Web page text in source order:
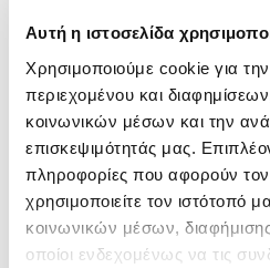
Αυτή η ιστοσελίδα
Χρησιμοποιούμε cookie για
περιεχομένου και
κοινωνικών μέσων και την
επισκεψιμότητάς μας.
πληροφορίες που αφορούν
χρησιμοποιείτε τον ιστότοπό
κοινωνικών μέσων,
οποίοι ενδεχομένως να τις
Birkenstock Μποτάκια
200,00 €